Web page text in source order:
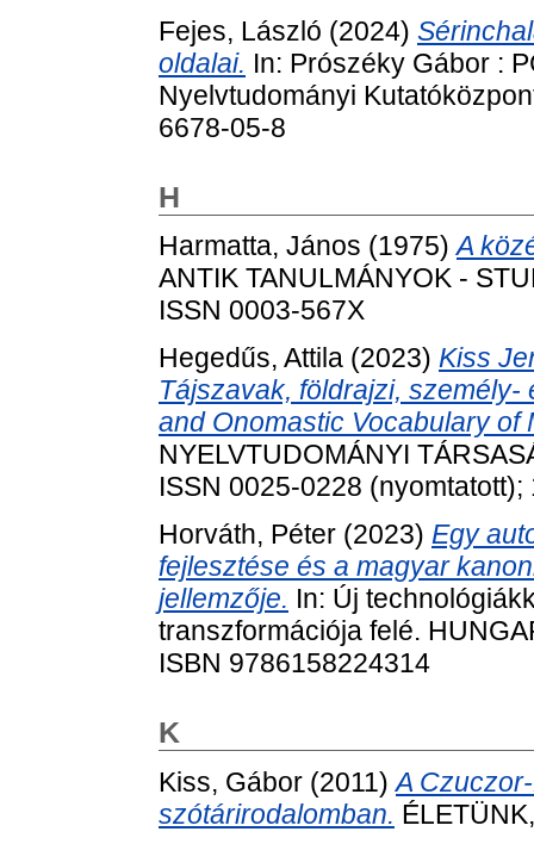
Fejes, László (2024)
oldalai. In: Prószéky Gábor :
Nyelvtudományi
6678-05-8
H
Harmatta, János (1975)A
ANTIK TANULMÁNYOK -
ISSN 0003-567X
Hegedűs, Attila (2023) Kiss
Tájszavak, földrajzi, személy-
and Onomastic Vocabulary of
NYELVTUDOMÁNYI
ISSN 0025-0228
Horváth, Péter (2023) Egy
fejlesztése és a magyar
jellemzője. In: Új
transzformációja felé.
ISBN 9786158224314
K
Kiss, Gábor (2011)A
szótárirodalomban.